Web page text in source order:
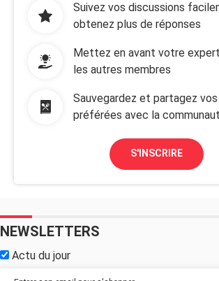
Suivez vos discussions
obtenez plus de réponses
Mettez en avant votre
les autres membres
Sauvegardez et partagez
préférées avec la
S'INSCRIRE
NEWSLETTERS
Actu du jour